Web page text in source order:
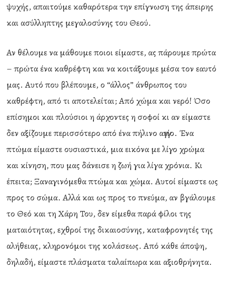
ψυχής, απαιτούμε καθαρότερα την επίγνωση της άπειρης
και ασύλληπτης μεγαλοσύνης του Θεού.
Αν θέλουμε να μάθουμε ποιοι είμαστε, ας πάρουμε πρώτα
– πρώτα ένα καθρέφτη και να κοιτάξουμε μέσα τον εαυτό
μας. Αυτό που βλέπουμε, ο “άλλος” άνθρωπος του
καθρέφτη, από τι αποτελείται; Από χώμα και νερό! Όσο
επίσημοι και πλούσιοι η άρχοντες η σοφοί κι αν είμαστε
δεν αξίζουμε περισσότερο από ένα πήλινο αγγείο. Ένα
πτώμα είμαστε ουσιαστικά, μια εικόνα με λίγο χρώμα
και κίνηση, που μας δάνεισε η ζωή για λίγα χρόνια. Κι
έπειτα; Ξαναγινόμεθα πτώμα και χώμα. Αυτοί είμαστε ως
προς το σώμα. Αλλά και ως προς το πνεύμα, αν βγάλουμε
το Θεό και τη Χάρη Του, δεν είμεθα παρά φίλοι της
ματαιότητας, εχθροί της δικαιοσύνης, καταφρονητές της
αλήθειας, κληρονόμοι της κολάσεως. Από κάθε άποψη,
δηλαδή, είμαστε πλάσματα ταλαίπωρα και αξιοθρήνητα.